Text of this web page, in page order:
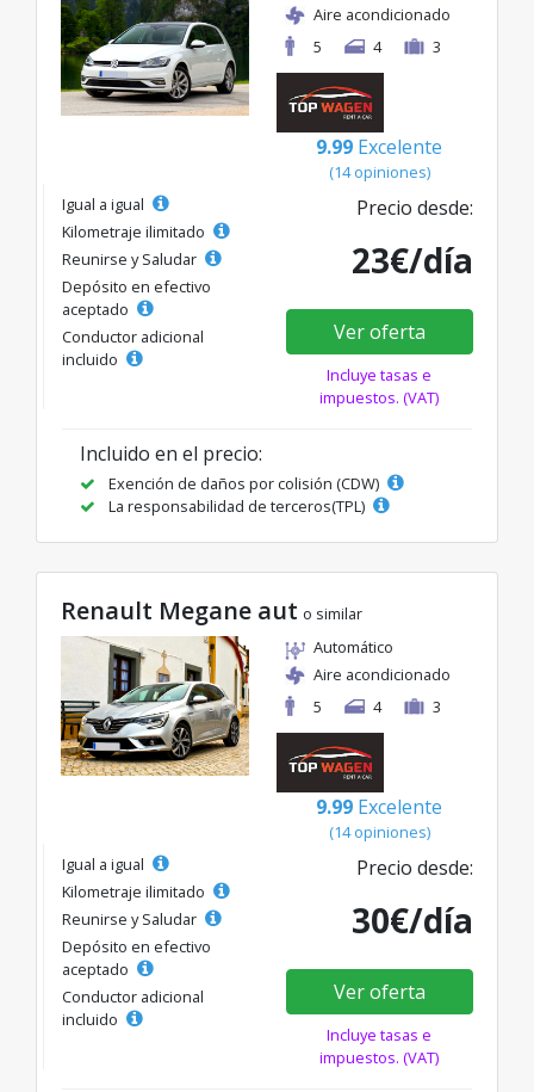
Aire acondicionado
5
4 3
9.99 Excelente
(14 opiniones)
Igual a igual
Kilometraje ilimitado
Reunirse y Saludar
Depósito en efectivo
aceptado
Conductor adicional
incluido
Precio desde:
23€/día
Ver oferta
Incluye tasas e
impuestos. (VAT)
Incluido en el precio:
Exención de daños por colisión (CDW)
La responsabilidad de terceros(TPL)
Renault Megane aut o similar
Automático
Aire acondicionado
5
4 3
9.99 Excelente
(14 opiniones)
Igual a igual
Kilometraje ilimitado
Reunirse y Saludar
Depósito en efectivo
aceptado
Conductor adicional
incluido
Precio desde:
30€/día
Ver oferta
Incluye tasas e
impuestos. (VAT)